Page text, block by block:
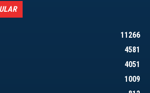
11266
4581
4051
1009